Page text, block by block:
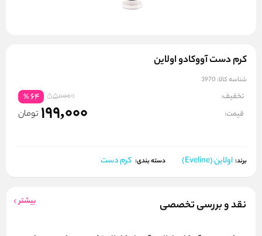
کرم دست آووکادو اولاین
شناسه کالا: 3970
تخفیف: 550000
64
%
قیمت: 199,000 تومان
برند: اولاین (Eveline) دسته بندی: کرم دست
نقد و بررسی تخصصی بیشتر